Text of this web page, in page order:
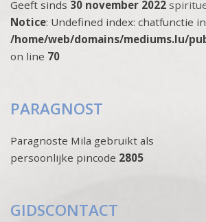
Geeft sinds 30 november 2022
Notice: Undefined index: chatfunctie in
/home/web/domains/mediums.lu/
on line 70
PARAGNOST
Paragnoste Mila gebruikt als
persoonlijke pincode 2805
GIDSCONTACT